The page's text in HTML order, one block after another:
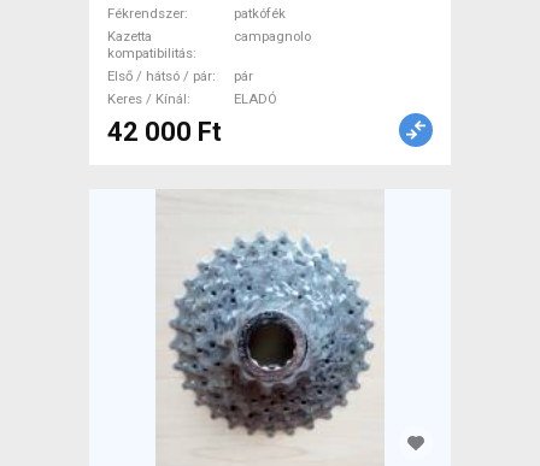
Fékrendszer
patkófék
Kazetta
kompatibilitás
campagnolo
Első / hátsó / pár
pár
Keres / Kínál
ELADÓ
42 000 Ft